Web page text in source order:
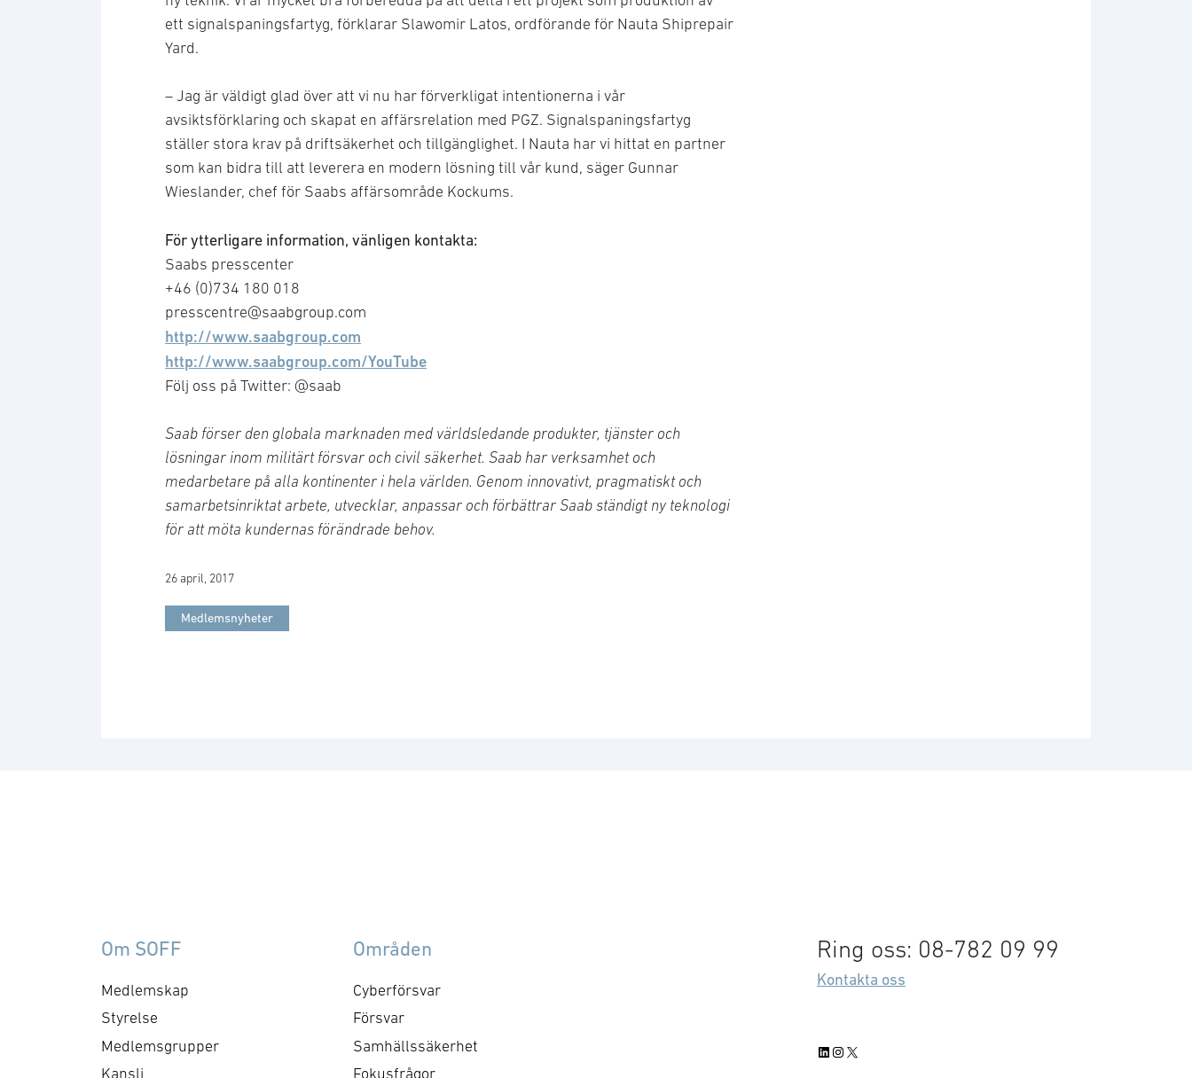
ett signalspaningsfartyg, förklarar Slawomir Latos, ordförande för Nauta Shiprepair
Yard.
– Jag är väldigt glad över att vi nu har förverkligat intentionerna i vår
avsiktsförklaring och skapat en affärsrelation med PGZ. Signalspaningsfartyg
ställer stora krav på driftsäkerhet och tillgänglighet. I Nauta har vi hittat en partner
som kan bidra till att leverera en modern lösning till vår kund, säger Gunnar
Wieslander, chef för Saabs affärsområde Kockums.
För ytterligare information, vänligen kontakta:
Saabs presscenter
+46 (0)734 180 018
presscentre@saabgroup.com
http://www.saabgroup.com
http://www.saabgroup.com/YouTube
Följ oss på Twitter: @saab
Saab förser den globala marknaden med världsledande produkter, tjänster och
lösningar inom militärt försvar och civil säkerhet. Saab har verksamhet och
medarbetare på alla kontinenter i hela världen. Genom innovativt, pragmatiskt och
samarbetsinriktat arbete, utvecklar, anpassar och förbättrar Saab ständigt ny teknologi
för att möta kundernas förändrade behov.
26 april, 2017
Medlemsnyheter
Om SOFF
Medlemskap
Styrelse
Medlemsgrupper
Kansli
Områden
Cyberförsvar
Försvar
Samhällssäkerhet
Fokusfrågor
Ring oss: 08-782 09 99
Kontakta oss
LinkedIn
Instagram
X